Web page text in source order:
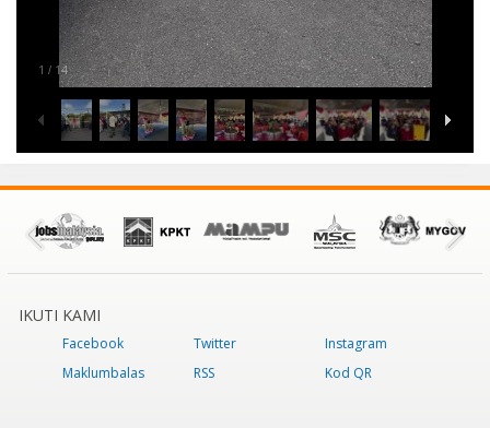
1 / 14
IKUTI KAMI
Facebook Twitter
Instagram
Maklumbalas
RSS Kod QR